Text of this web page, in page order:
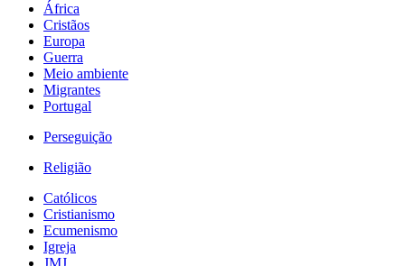
África
Cristãos
Europa
Guerra
Meio ambiente
Migrantes
Portugal
Perseguição
Religião
Católicos
Cristianismo
Ecumenismo
Igreja
JMJ